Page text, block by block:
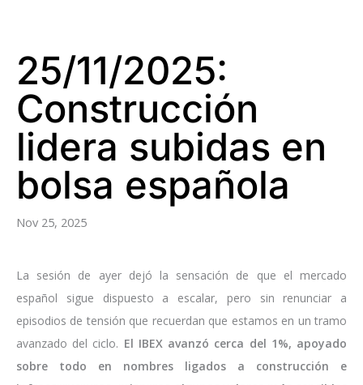
25/11/2025:
Construcción
lidera subidas en
bolsa española
Nov 25, 2025
La sesión de ayer dejó la sensación de que el mercado
español sigue dispuesto a escalar, pero sin renunciar a
episodios de tensión que recuerdan que estamos en un tramo
avanzado del ciclo. El IBEX avanzó cerca del 1%, apoyado
sobre todo en nombres ligados a construcción e